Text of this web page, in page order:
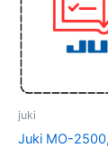
juki
Juki MO-